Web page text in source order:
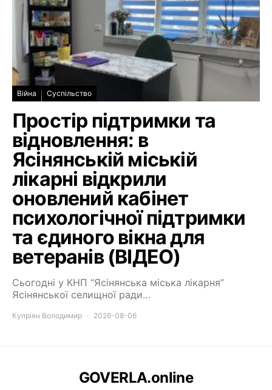
Війна Суспільство
Простір підтримки та
відновлення: в
Ясінянській міській
лікарні відкрили
оновлений кабінет
психологічної підтримки
та єдиного вікна для
ветеранів (ВІДЕО)
Сьогодні у КНП “Ясінянська міська лікарня”
Ясінянської селищної ради…
Купріян Володимир 2026-08-06
GOVERLA.online